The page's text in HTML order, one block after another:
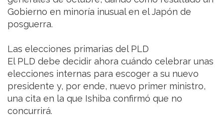
Gobierno en minoría inusual en el Japón de
posguerra.
Las elecciones primarias del PLD
El PLD debe decidir ahora cuándo celebrar unas
elecciones internas para escoger a su nuevo
presidente y, por ende, nuevo primer ministro,
una cita en la que Ishiba confirmó que no
concurrirá.